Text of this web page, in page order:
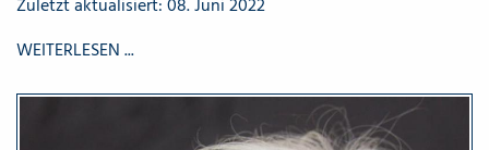
Zuletzt aktualisiert: 08. Juni 2022
WEITERLESEN ...